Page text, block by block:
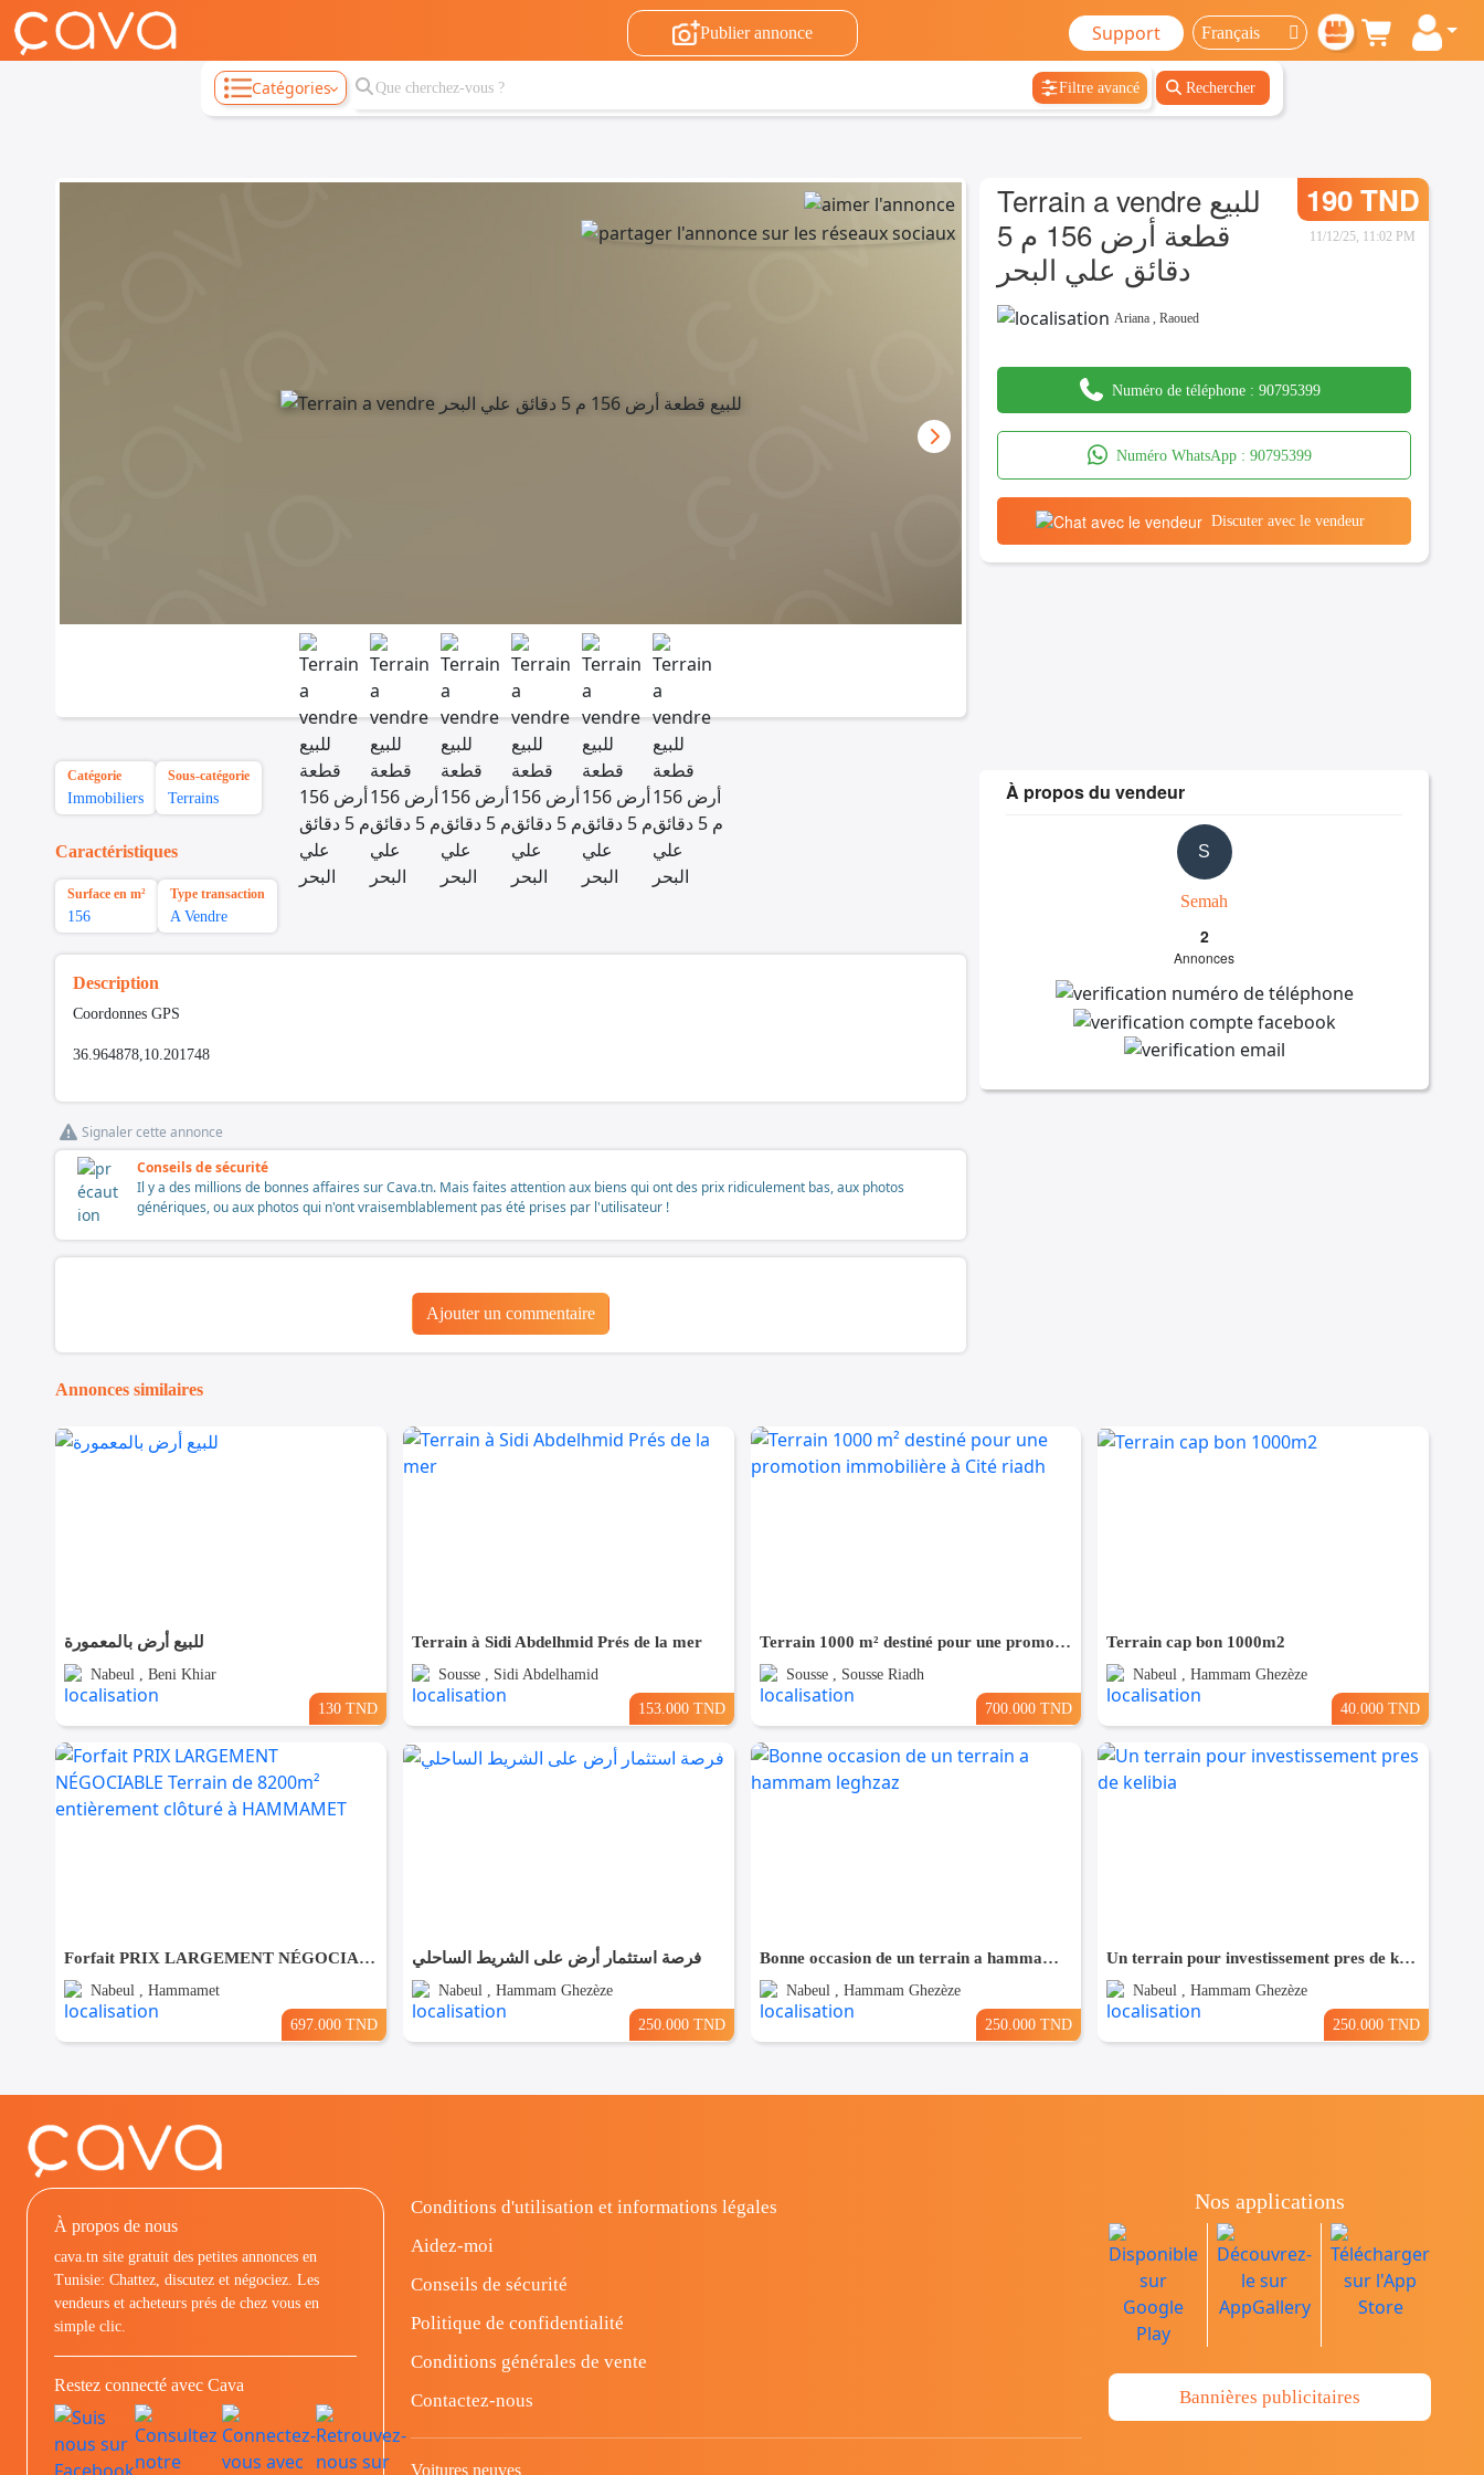
Publier annonce Support
Catégories Filtre avancé Rechercher
Terrain a vendre للبيع
قطعة أرض 156 م 5
دقائق علي البحر
190 TND
11/12/25, 11:02 PM
Ariana ,Raoued
Numéro de téléphone : 90795399
Numéro WhatsApp :90795399
Discuter avec le vendeur
Catégorie
Immobiliers
Sous-catégorie
Terrains
Caractéristiques
Surface en m²
156
Type transaction
A Vendre
Description
Coordonnes GPS
36.964878,10.201748
Signaler cette annonce
Conseils de sécurité
Il y a des millions de bonnes affaires sur Cava.tn. Mais faites attention aux biens qui ont des prix ridiculement bas, aux photos
génériques, ou aux photos qui n'ont vraisemblablement pas été prises par l'utilisateur !
Ajouter un commentaire
À propos du vendeur
S
Semah
2
Annonces
Annonces similaires
للبيع أرض بالمعمورة
Nabeul , Beni Khiar
130 TND
Terrain à Sidi Abdelhmid Prés de la mer
Sousse , Sidi Abdelhamid
153.000 TND
Terrain 1000 m² destiné pour une promotion immobilière à Cité riadh
Sousse , Sousse Riadh
700.000 TND
Terrain cap bon 1000m2
Nabeul , Hammam Ghezèze
40.000 TND
Forfait PRIX LARGEMENT NÉGOCIABLE Terrain de 8200m² entièrement clôturé à HAMMAMET
Nabeul , Hammamet
697.000 TND
فرصة استثمار أرض على الشريط الساحلي
Nabeul , Hammam Ghezèze
250.000 TND
Bonne occasion de un terrain a hammam leghzaz
Nabeul , Hammam Ghezèze
250.000 TND
Un terrain pour investissement pres de kelibia
Nabeul , Hammam Ghezèze
250.000 TND
À propos de nous
cava.tn site gratuit des petites annonces en
Tunisie: Chattez, discutez et négociez. Les
vendeurs et acheteurs prés de chez vous en
simple clic.
Restez connecté avec Cava
Conditions d'utilisation et informations légales
Aidez-moi
Conseils de sécurité
Politique de confidentialité
Conditions générales de vente
Contactez-nous
Voitures neuves
Nos applications
Bannières publicitaires